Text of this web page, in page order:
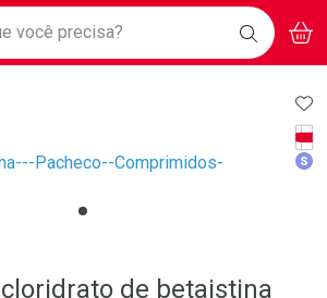
APP e aproveite Ofertas Exclusivas!
BAIXE
O APP
você precisa? BUSCAR
de betaistina